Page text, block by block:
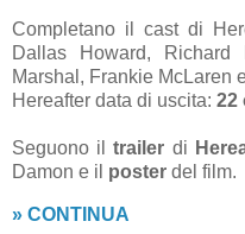
Completano il cast di
Dallas Howard, Richard
Marshal, Frankie McLaren
Hereafter data di uscita: 22
Seguono iltrailer di
Damon e il poster del film.
» CONTINUA